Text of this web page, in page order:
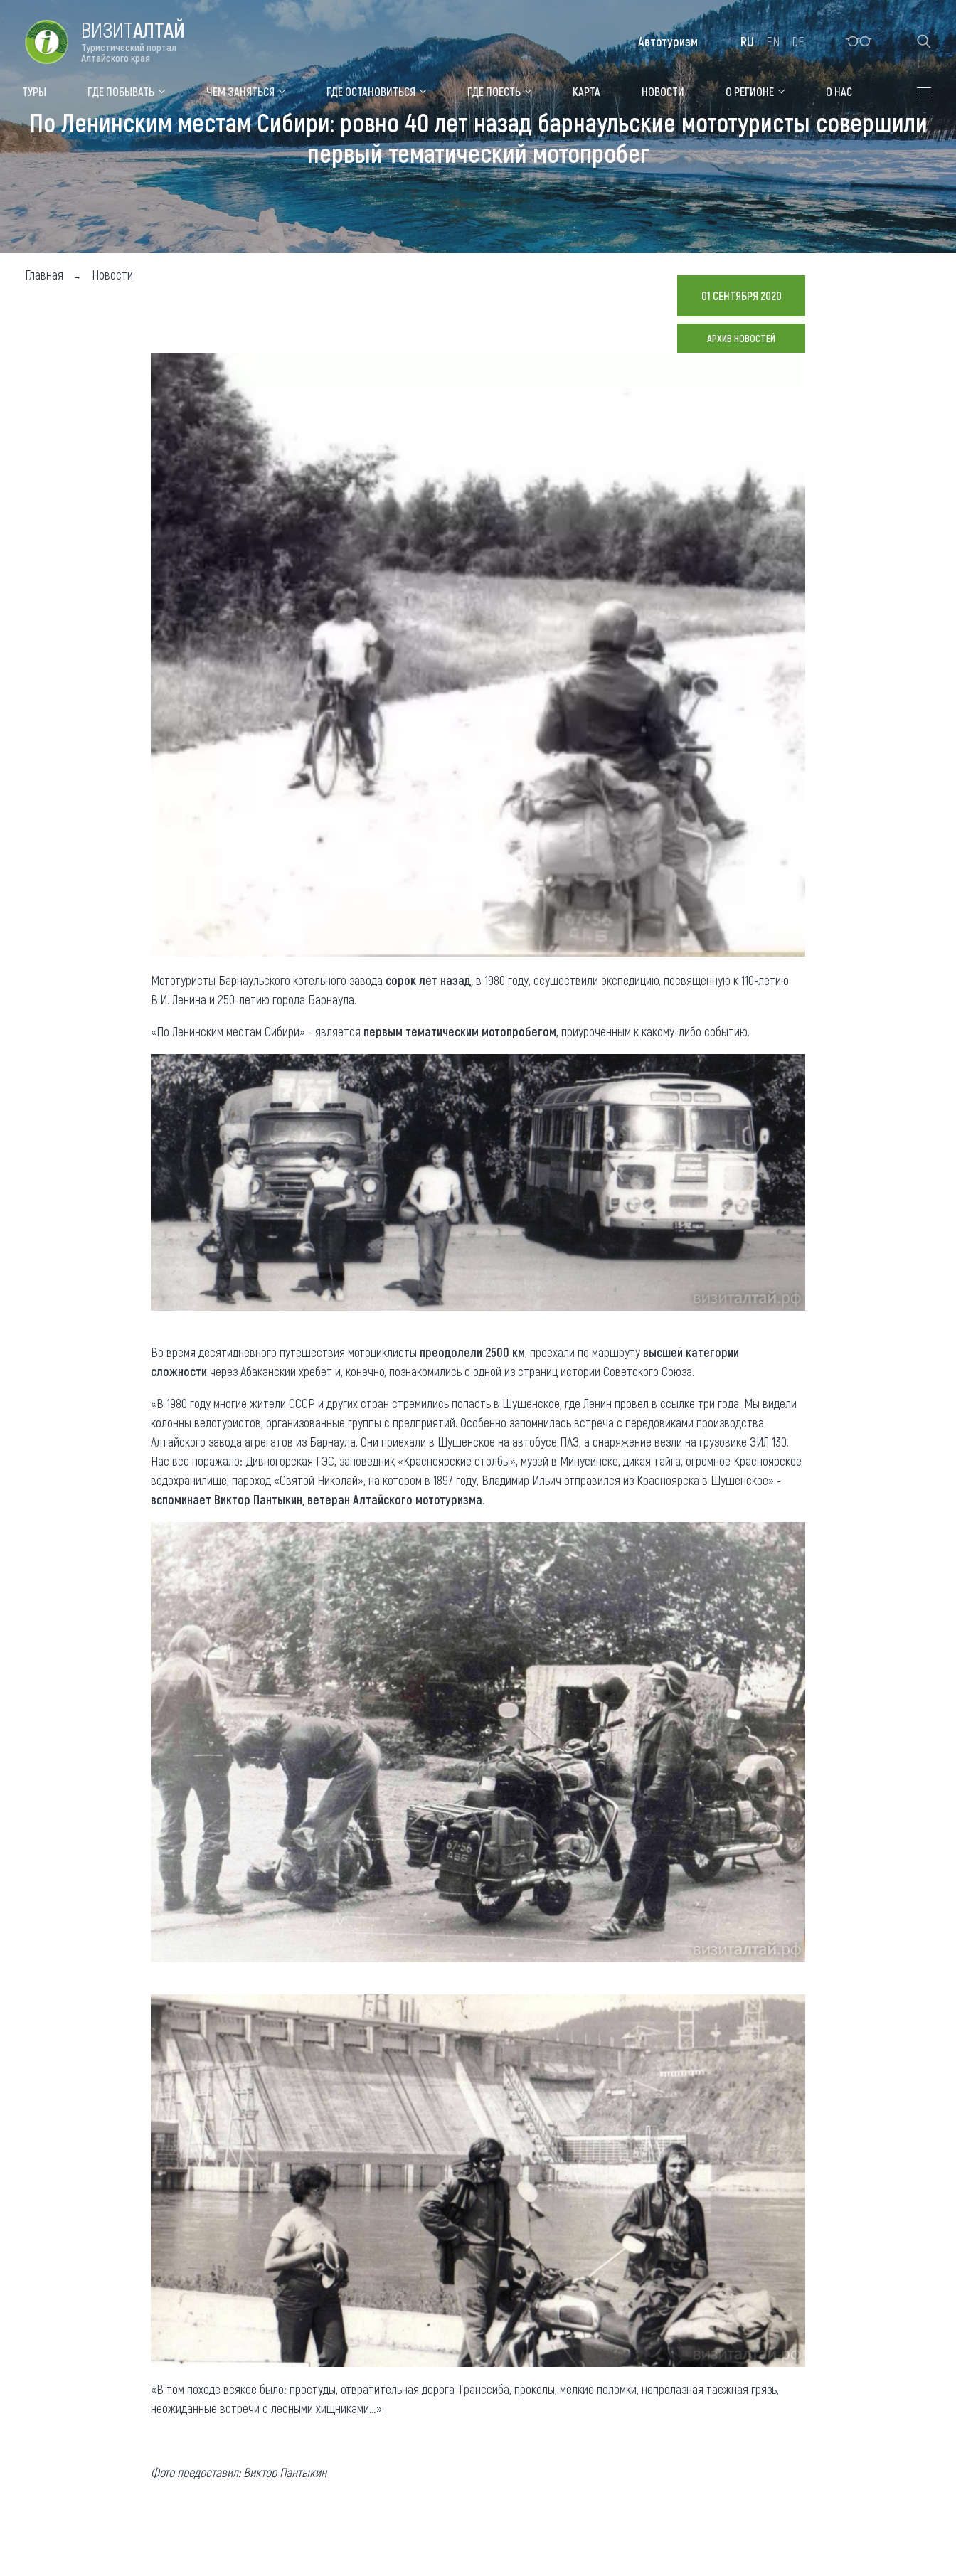
Форум VISIT ALTAI Цветение маральника Медицинский форум Алтайская зимовка
Туры Где побывать
Объекты природы
Объекты истории и культуры
Объекты развлечений
Топ туристических мест
Чем заняться
Календарь событий
Аудиогид
Мой маршрут
Где остановиться
Санатории
Гостиницы, отели
Коттеджи, базы
Сельские усадьбы
Мотели, придорожные отели
Придорожные кафе
Коллекция впечатлений
Другие рубрики
Реестр туроператоров
Реестр туристических
агентств Алтайского края
Обращения граждан
Противодействие коррупции
ВИЗИТАЛТАЙ
Туристический портал
Алтайского края
ТУРЫ ГДЕ ПОБЫВАТЬ ЧЕМ ЗАНЯТЬСЯ ГДЕ ОСТАНОВИТЬСЯ ГДЕ ПОЕСТЬ КАРТА НОВОСТИ О РЕГИОНЕ О НАС
Автотуризм RU EN DE
По Ленинским местам Сибири: ровно 40 лет назад барнаульские мототуристы совершили
первый тематический мотопробег
Главная Новости
01 СЕНТЯБРЯ 2020
АРХИВ НОВОСТЕЙ
Мототуристы Барнаульского котельного завода сорок лет назад,в 1980 году, осуществили экспедицию, посвященную к 110-летию
В.И. Ленина и 250-летию города Барнаула.
«По Ленинским местам Сибири» - является первым тематическим мотопробегом, приуроченным к какому-либо событию.
Во время десятидневного путешествия мотоциклисты преодолели 2500 км, проехали по маршруту высшей категории
сложности через Абаканский хребет и, конечно, познакомились с одной из страниц истории Советского Союза.
«В 1980 году многие жители СССР и других стран стремились попасть в Шушенское, где Ленин провел в ссылке три года. Мы видели
колонны велотуристов, организованные группы с предприятий. Особенно запомнилась встреча с передовиками производства
Алтайского завода агрегатов из Барнаула. Они приехали в Шушенское на автобусе ПАЗ, а снаряжение везли на грузовике ЗИЛ 130.
Нас все поражало: Дивногорская ГЭС, заповедник «Красноярские столбы», музей в Минусинске, дикая тайга, огромное Красноярское
водохранилище, пароход «Святой Николай», на котором в 1897 году, Владимир Ильич отправился из Красноярска в Шушенское» -
вспоминает Виктор Пантыкин, ветеран Алтайского мототуризма.
«В том походе всякое было: простуды, отвратительная дорога Транссиба, проколы, мелкие поломки, непролазная таежная грязь,
неожиданные встречи с лесными хищниками…».
Фото предоставил: Виктор Пантыкин